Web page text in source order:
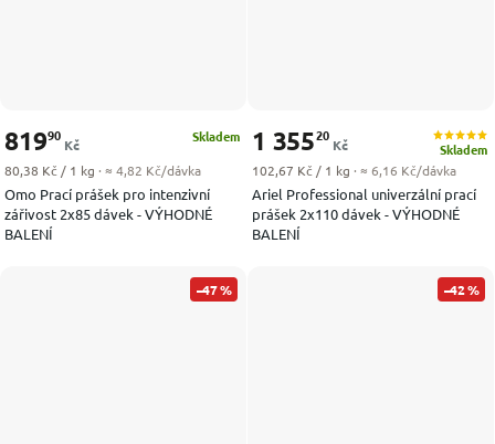
Omo Prací prášek pro intenzivní
zářivost 2x85 dávek - VÝHODNÉ
BALENÍ
Skladem
81990
Kč
Měrná cena:
80,38 Kč / 1 kg · ≈ 4,82 Kč/dávka
Ariel Professional univerzální prací
prášek 2x110 dávek - VÝHODNÉ
BALENÍ
Skladem
1 35520
Kč
Měrná cena:
102,67 Kč / 1 kg · ≈ 6,16 Kč/dávka
–47 % –42 %